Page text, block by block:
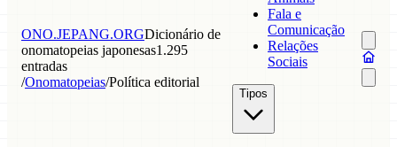
ONO.JEPANG.ORGDicionário de
onomatopeias japonesas1.295
entradas
/Onomatopeias/Política editorial
Fala e
Comunicação
Relações
Sociais
Tipos